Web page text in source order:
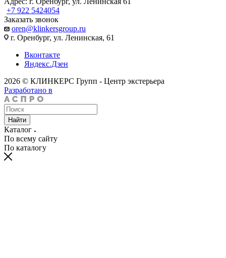
+7 922 5424054
Заказать звонок
oren@klinkersgroup.ru
г. Оренбург, ул. Ленинская, 61
Вконтакте
Яндекс.Дзен
2026 © КЛИНКЕРС Групп - Центр экстерьера
Разработано в
Найти
Каталог
По всему сайту
По каталогу